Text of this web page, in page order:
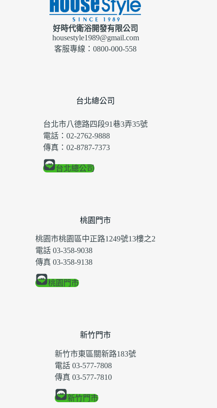
好時代衛浴開發有限公司
housestyle1989@gmail.com
客服專線：0800-000-558
台北總公司
台北市八德路四段91巷3弄35號
電話：02-2762-9888
傳真：02-8787-7373
台北總公司
桃園門市
桃園市桃園區中正路1249號13樓之2
電話 03-358-9038
傳真 03-358-9138
桃園門市
新竹門市
新竹市東區關新路183號
電話 03-577-7808
傳真 03-577-7810
新竹門市